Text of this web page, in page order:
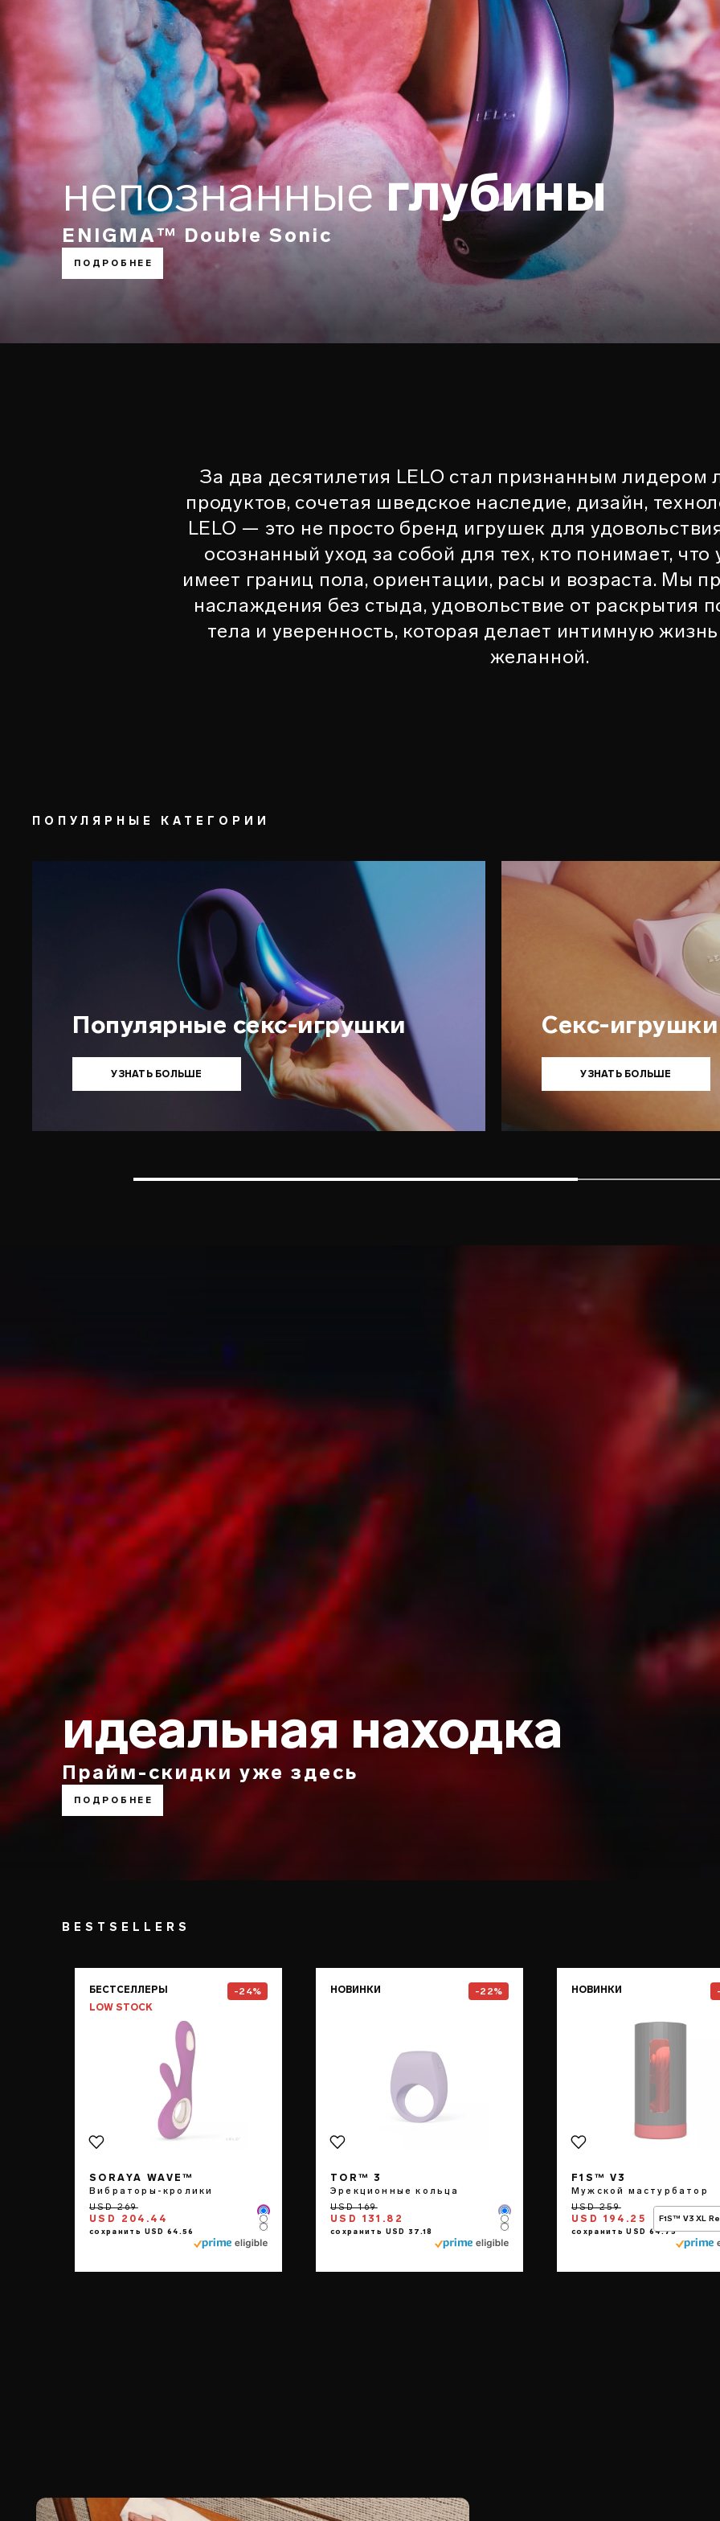
непознанныеглубины
ENIGMA™ Double Sonic
ПОДРОБНЕЕ
За два десятилетия LELO стал признанным лидером
продуктов, сочетая шведское наследие, дизайн,
LELO — это не просто бренд игрушек для
осознанный уход за собой для тех, кто понимает, что
имеет границ пола, ориентации, расы и возраста. Мы
наслаждения без стыда, удовольствие от раскрытия
тела и уверенность, которая делает интимную
желанной.
ПОПУЛЯРНЫЕ КАТЕГОРИИ
Популярные секс-игрушки
УЗНАТЬ БОЛЬШЕ
Секс-
УЗНАТЬ БОЛЬШЕ
идеальная находка
Прайм-скидки уже здесь
ПОДРОБНЕЕ
BESTSELLERS
БЕСТСЕЛЛЕРЫ
LOW STOCK
-24%
SORAYA WAVE™
Вибраторы-кролики
USD 204.44 Color
Color
Color
НОВИНКИ -22%
TOR™ 3
Эрекционные кольца
USD 131.82 Color
Color
Color
НОВИНКИ
F1S™ V3
Мужской мастурбатор
USD 194.25 F1S™ V3 XL